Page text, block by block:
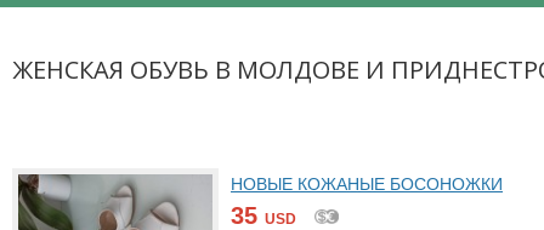
ЖЕНСКАЯ ОБУВЬ В МОЛДОВЕ И
НОВЫЕ КОЖАНЫЕ БОСОНОЖКИ
35 USD